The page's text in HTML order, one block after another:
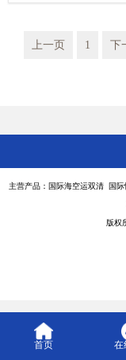
上一页 1 下
主营产品：国际海空运双清 国
版权
首页 在